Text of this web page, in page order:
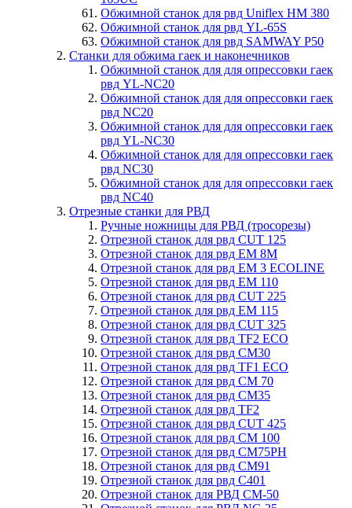
Обжимной станок для рвд Uniflex HM 380
Обжимной станок для рвд YL-65S
Обжимной станок для рвд SAMWAY P50
Станки для обжима гаек и наконечников
Обжимной станок для для опрессовки гаек
рвд YL-NC20
Обжимной станок для для опрессовки гаек
рвд NC20
Обжимной станок для для опрессовки гаек
рвд YL-NC30
Обжимной станок для для опрессовки гаек
рвд NC30
Обжимной станок для для опрессовки гаек
рвд NC40
Отрезные станки для РВД
Ручные ножницы для РВД (тросорезы)
Отрезной станок для рвд CUT 125
Отрезной станок для рвд EM 8M
Отрезной станок для рвд EM 3 ECOLINE
Отрезной станок для рвд EM 110
Отрезной станок для рвд CUT 225
Отрезной станок для рвд EM 115
Отрезной станок для рвд CUT 325
Отрезной станок для рвд TF2 ECO
Отрезной станок для рвд CM30
Отрезной станок для рвд TF1 ECO
Отрезной станок для рвд СM 70
Отрезной станок для рвд CM35
Отрезной станок для рвд TF2
Отрезной станок для рвд CUT 425
Отрезной станок для рвд СM 100
Отрезной станок для рвд CM75PH
Отрезной станок для рвд CM91
Отрезной станок для рвд C401
Отрезной станок для РВД CM-50